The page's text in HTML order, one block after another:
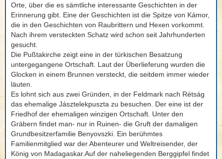
Orte, über die es sämtliche interessante Geschichten in der
Erinnerung gibt. Eine der Geschichten ist die Spitze von Kámor,
die in den Geschichten von Raubrittern und Hexen vorkommt.
Nach ihrem versteckten Schatz wird schon seit Jahrhunderten
gesucht.
Die Pußtakirche zeigt eine in der türkischen Besatzung
untergegangene Ortschaft. Laut der Überlieferung wurden die
Glocken in einem Brunnen versteckt, die seitdem immer wieder
läuten.
Es lohnt sich aus zwei Gründen, in der Feldmark nach Rétság
das ehemalige Jásztelekpuszta zu besuchen. Der eine ist der
Friedhof der ehemaligen winzigen Ortschaft. Unter den
Gräbern findet man- nur in Ruinen- die Gruft der damaligen
Grundbesitzerfamilie Benyovszki. Ein berühmtes
Familienmitglied war der Abenteurer und Weltreisender, der
König von Madagaskar.Auf der naheliegenden Berggipfel findet